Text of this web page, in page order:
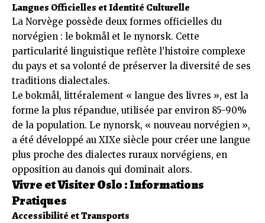
Langues Officielles et Identité Culturelle
La Norvège possède deux formes officielles du
norvégien : le bokmål et le nynorsk. Cette
particularité linguistique reflète l’histoire complexe
du pays et sa volonté de préserver la diversité de ses
traditions dialectales.
Le bokmål, littéralement « langue des livres », est la
forme la plus répandue, utilisée par environ 85-90%
de la population. Le nynorsk, « nouveau norvégien »,
a été développé au XIXe siècle pour créer une langue
plus proche des dialectes ruraux norvégiens, en
opposition au danois qui dominait alors.
Vivre et Visiter Oslo : Informations
Pratiques
Accessibilité et Transports